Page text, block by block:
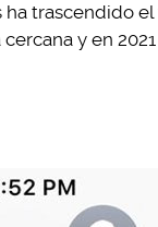
trascendido
y en